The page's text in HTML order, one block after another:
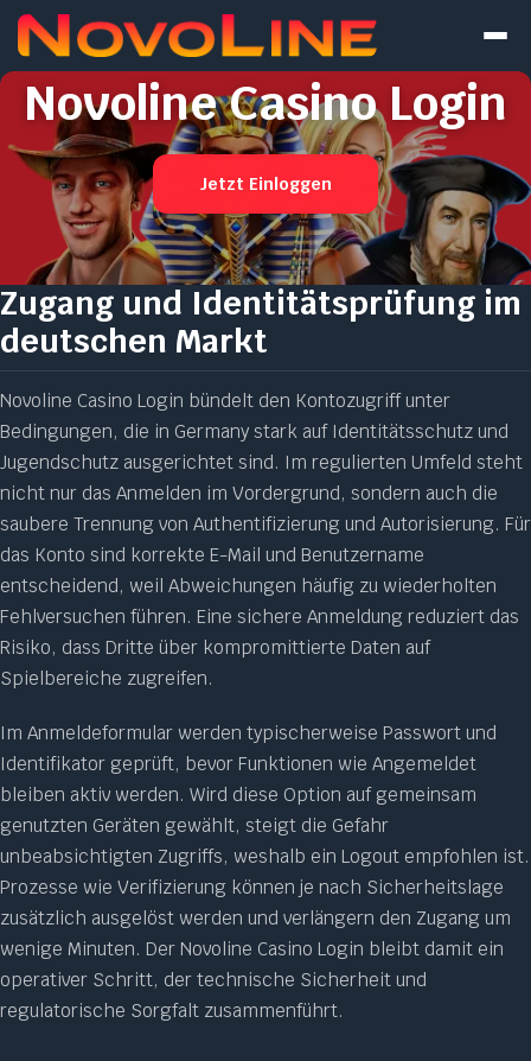
Novoline Casino Login
Jetzt Einloggen
Zugang und Identitätsprüfung im
deutschen Markt
Novoline Casino Login bündelt den Kontozugriff unter
Bedingungen, die in Germany stark auf Identitätsschutz und
Jugendschutz ausgerichtet sind. Im regulierten Umfeld steht
nicht nur das Anmelden im Vordergrund, sondern auch die
saubere Trennung von Authentifizierung und Autorisierung. Für
das Konto sind korrekte E-Mail und Benutzername
entscheidend, weil Abweichungen häufig zu wiederholten
Fehlversuchen führen. Eine sichere Anmeldung reduziert das
Risiko, dass Dritte über kompromittierte Daten auf
Spielbereiche zugreifen.
Im Anmeldeformular werden typischerweise Passwort und
Identifikator geprüft, bevor Funktionen wie Angemeldet
bleiben aktiv werden. Wird diese Option auf gemeinsam
genutzten Geräten gewählt, steigt die Gefahr
unbeabsichtigten Zugriffs, weshalb ein Logout empfohlen ist.
Prozesse wie Verifizierung können je nach Sicherheitslage
zusätzlich ausgelöst werden und verlängern den Zugang um
wenige Minuten. Der Novoline Casino Login bleibt damit ein
operativer Schritt, der technische Sicherheit und
regulatorische Sorgfalt zusammenführt.